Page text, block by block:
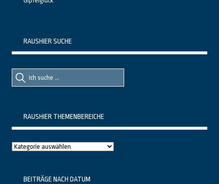
RAUSHIER SUCHE
Suche
nach::
Suche
nach:
RAUSHIER THEMENBEREICHE
Raushier
BEITRÄGE NACH DATUM